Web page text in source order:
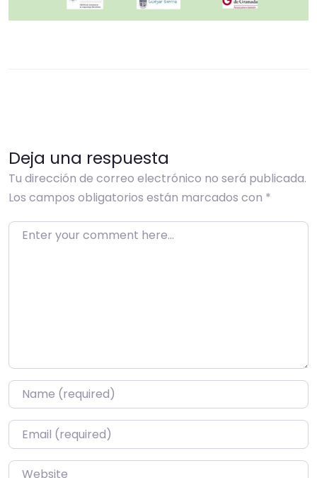
Deja una respuesta
Tu dirección de correo electrónico no será publicada.
Los campos obligatorios están marcados con *
Enter your comment here…
Name*
Email*
Website